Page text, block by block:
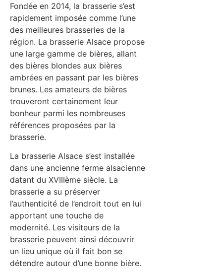
Fondée en 2014, la brasserie s’est
rapidement imposée comme l’une
des meilleures brasseries de la
région. La brasserie Alsace propose
une large gamme de bières, allant
des bières blondes aux bières
ambrées en passant par les bières
brunes. Les amateurs de bières
trouveront certainement leur
bonheur parmi les nombreuses
références proposées par la
brasserie.
La brasserie Alsace s’est installée
dans une ancienne ferme alsacienne
datant du XVIIIème siècle. La
brasserie a su préserver
l’authenticité de l’endroit tout en lui
apportant une touche de
modernité. Les visiteurs de la
brasserie peuvent ainsi découvrir
un lieu unique où il fait bon se
détendre autour d’une bonne bière.